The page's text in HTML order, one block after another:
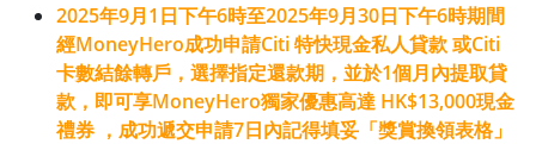
2025年9月1日下午6時至2025年9月30日下午6時期間
經MoneyHero成功申請Citi 特快現金私人貸款 或Citi
卡數結餘轉戶，選擇指定還款期，並於1個月內提取貸
款，即可享MoneyHero獨家優惠高達 HK$13,000現金
禮券 ，成功遞交申請7日內記得填妥「獎賞換領表格」